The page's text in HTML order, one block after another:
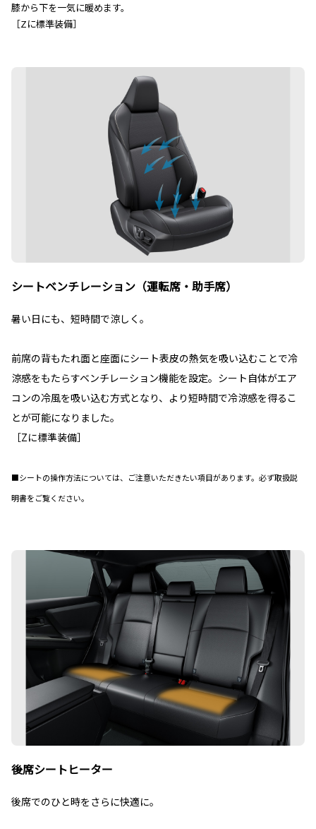
膝から下を一気に暖めます。
［Zに標準装備］
シートベンチレーション（運転席・助手席）
暑い日にも、短時間で涼しく。
前席の背もたれ面と座面にシート表皮の熱気を吸い込むことで冷
涼感をもたらすベンチレーション機能を設定。シート自体がエア
コンの冷風を吸い込む方式となり、より短時間で冷涼感を得るこ
とが可能になりました。
［Zに標準装備］
■シートの操作方法については、ご注意いただきたい項目があります。必ず取扱説
明書をご覧ください。
後席シートヒーター
後席でのひと時をさらに快適に。